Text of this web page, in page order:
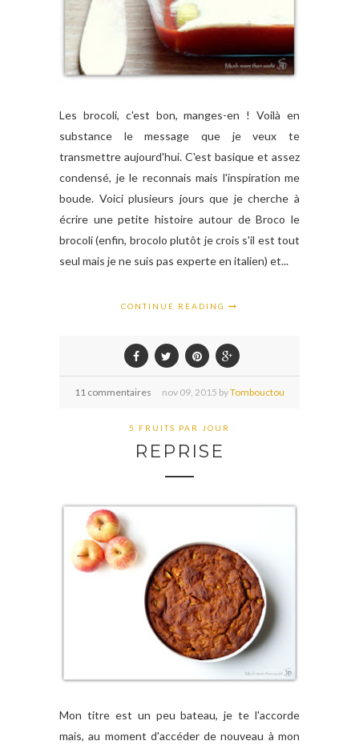
Les brocoli, c'est bon, manges-en ! Voilà en
substance le message que je veux te
transmettre aujourd'hui. C'est basique et assez
condensé, je le reconnais mais l'inspiration me
boude. Voici plusieurs jours que je cherche à
écrire une petite histoire autour de Broco le
brocoli (enfin, brocolo plutôt je crois s'il est tout
seul mais je ne suis pas experte en italien) et...
CONTINUE READING
11 commentaires nov 09, 2015 byTombouctou
5 FRUITS PAR JOUR
REPRISE
Mon titre est un peu bateau, je te l'accorde
mais, au moment d'accéder de nouveau à mon